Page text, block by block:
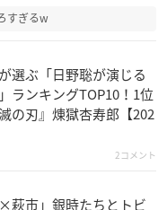
すぎるw
選ぶ「日野聡が演じる
ランキングTOP10！1位
の刃』煉󠄁獄杏寿郎【202
2コメント
×萩市」銀時たちとトビ